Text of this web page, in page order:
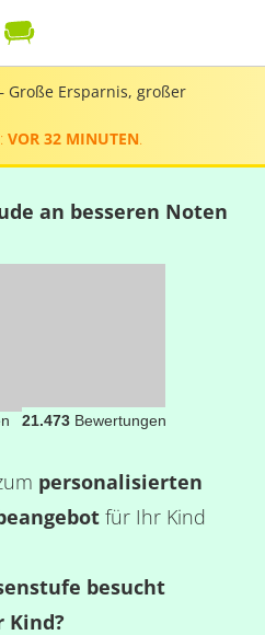
Große Ersparnis, großer
VOR 32 MINUTEN
an besseren Noten
21.473Bewertungen
personalisierten
für Ihr Kind
besucht
Kind?